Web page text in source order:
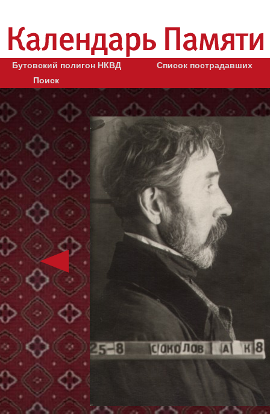
Бутовский полигон НКВД
Список пострадавших
Поиск